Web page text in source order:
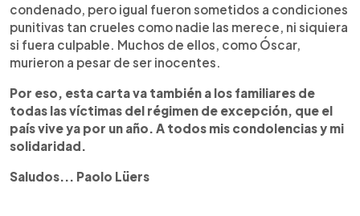
condenado, pero igual fueron sometidos a condiciones
punitivas tan crueles como nadie las merece, ni siquiera
si fuera culpable. Muchos de ellos, como Óscar,
murieron a pesar de ser inocentes.
Por eso, esta carta va también a los familiares de
todas las víctimas del régimen de excepción, que el
país vive ya por un año. A todos mis condolencias y mi
solidaridad.
Saludos... Paolo Lüers